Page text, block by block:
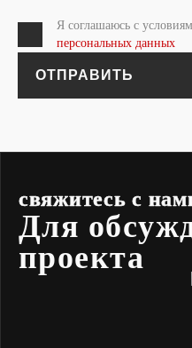
Я соглашаюсь с
персональных данных
ОТПРАВИТЬ
свяжитесь с
Для
проекта